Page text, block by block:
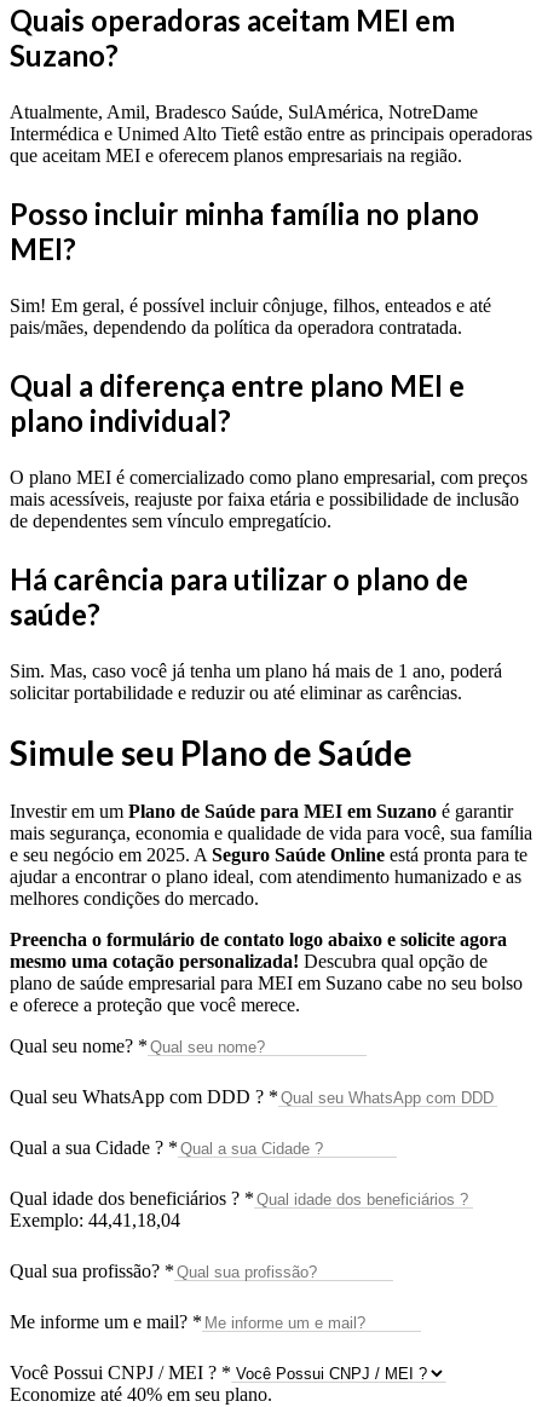
Quais operadoras aceitam MEI em
Suzano?
Atualmente, Amil, Bradesco Saúde, SulAmérica, NotreDame
Intermédica e Unimed Alto Tietê estão entre as principais operadoras
que aceitam MEI e oferecem planos empresariais na região.
Posso incluir minha família no plano
MEI?
Sim! Em geral, é possível incluir cônjuge, filhos, enteados e até
pais/mães, dependendo da política da operadora contratada.
Qual a diferença entre plano MEI e
plano individual?
O plano MEI é comercializado como plano empresarial, com preços
mais acessíveis, reajuste por faixa etária e possibilidade de inclusão
de dependentes sem vínculo empregatício.
Há carência para utilizar o plano de
saúde?
Sim. Mas, caso você já tenha um plano há mais de 1 ano, poderá
solicitar portabilidade e reduzir ou até eliminar as carências.
Simule seu Plano de Saúde
Investir em um Plano de Saúde para MEI em Suzano é garantir
mais segurança, economia e qualidade de vida para você, sua família
e seu negócio em 2025. A Seguro Saúde Online está pronta para te
ajudar a encontrar o plano ideal, com atendimento humanizado e as
melhores condições do mercado.
Preencha o formulário de contato logo abaixo e solicite agora
mesmo uma cotação personalizada! Descubra qual opção de
plano de saúde empresarial para MEI em Suzano cabe no seu bolso
e oferece a proteção que você merece.
Qual seu nome? *
Qual seu WhatsApp com DDD ? *
Qual a sua Cidade ? *
Qual idade dos beneficiários ? *
Exemplo: 44,41,18,04
Qual sua profissão? *
Me informe um e mail? *
Você Possui CNPJ / MEI ? *
Economize até 40% em seu plano.